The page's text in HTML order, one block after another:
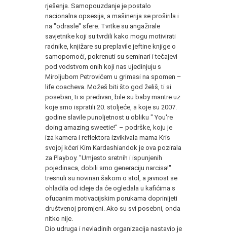
rješenja. Samopouzdanje je postalo
nacionalna opsesija, a mašinerija se proširila i
na "odrasle" sfere. Tvrtke su angažirale
savjetnike koji su tvrdili kako mogu motivirati
radnike, knjižare su preplavile jeftine knjige o
samopomoći, pokrenuti su seminari i tečajevi
pod vodstvom onih koji nas ujedinjuju s
Miroljubom Petrovićem u grimasi na spomen –
life coacheva. Možeš biti što god želiš, ti si
poseban, ti si predivan, bile su baby mantre uz
koje smo ispratili 20. stoljeće, a koje su 2007.
godine slavile punoljetnost u obliku " You're
doing amazing sweetie!" – podrške, koju je
iza kamera i reflektora izvikivala mama Kris
svojoj kćeri Kim Kardashiandok je ova pozirala
za Playboy. "Umjesto sretnih i ispunjenih
pojedinaca, dobili smo generaciju narcisa!"
tresnuli su novinari šakom o stol, a javnost se
ohladila od ideje da će ogledala u kafićima s
ofucanim motivacijskim porukama doprinijeti
društvenoj promjeni. Ako su svi posebni, onda
nitko nije.
Dio udruga i nevladinih organizacija nastavio je